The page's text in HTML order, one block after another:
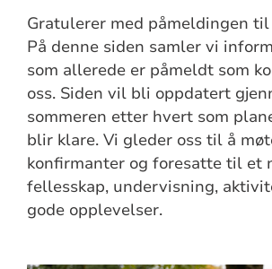
Gratulerer med påmeldingen til
På denne siden samler vi
som allerede er påmeldt som
oss. Siden vil bli oppdatert
sommeren etter hvert som
blir klare. Vi gleder oss til å
konfirmanter og foresatte til et
fellesskap, undervisning,
gode opplevelser.